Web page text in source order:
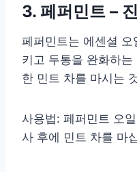
3. 페퍼민트 –
페퍼민트는 에센셜
키고 두통을 완화하
한 민트 차를 마시는
사용법: 페퍼민트 오
사 후에 민트 차를 마